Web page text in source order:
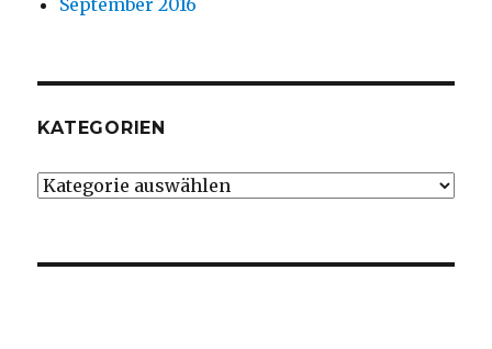
September 2016
KATEGORIEN
Kategorien